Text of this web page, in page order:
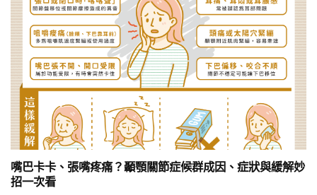
嘴巴卡卡、張嘴疼痛？顳顎關節症候群成因、症狀與緩解妙
招一次看